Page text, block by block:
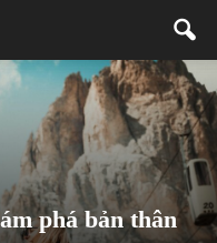
phá bản thân